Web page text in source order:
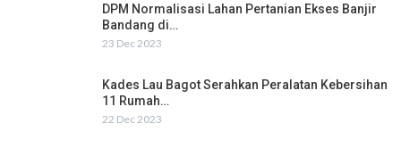
DPM Normalisasi Lahan Pertanian Ekses Banjir
Bandang di…
23 Dec 2023
Kades Lau Bagot Serahkan Peralatan Kebersihan
11 Rumah…
22 Dec 2023